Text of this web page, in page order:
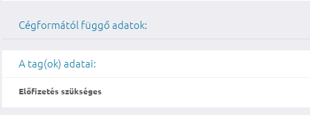
Cégformától függő adatok:
A tag(ok) adatai:
Előfizetés szükséges